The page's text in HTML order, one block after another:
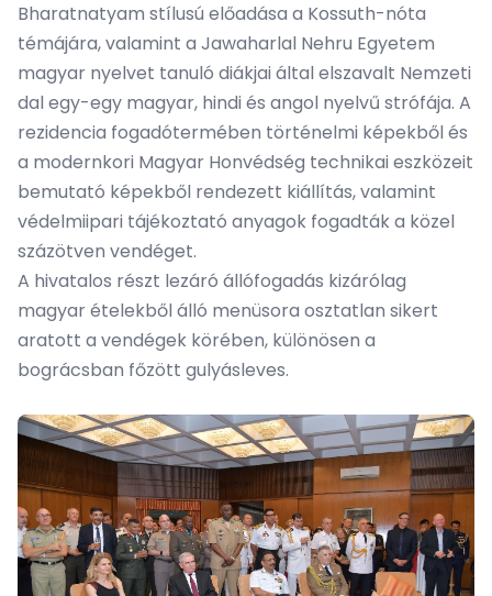
Bharatnatyam stílusú előadása a Kossuth-nóta
témájára, valamint a Jawaharlal Nehru Egyetem
magyar nyelvet tanuló diákjai által elszavalt Nemzeti
dal egy-egy magyar, hindi és angol nyelvű strófája. A
rezidencia fogadótermében történelmi képekből és
a modernkori Magyar Honvédség technikai eszközeit
bemutató képekből rendezett kiállítás, valamint
védelmiipari tájékoztató anyagok fogadták a közel
százötven vendéget.
A hivatalos részt lezáró állófogadás kizárólag
magyar ételekből álló menüsora osztatlan sikert
aratott a vendégek körében, különösen a
bográcsban főzött gulyásleves.